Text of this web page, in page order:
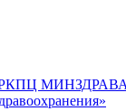
РКПЦ